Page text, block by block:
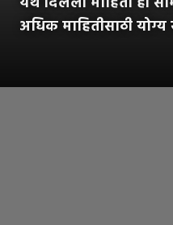
अधिक माहितीसाठी योग्य